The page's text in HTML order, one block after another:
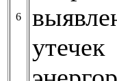
6
утечек